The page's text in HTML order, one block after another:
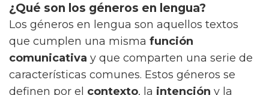
¿Qué son los géneros en lengua?
Los géneros en lengua son aquellos textos
que cumplen una misma función
comunicativa y que comparten una serie de
características comunes. Estos géneros se
definen por el contexto, la intención y la